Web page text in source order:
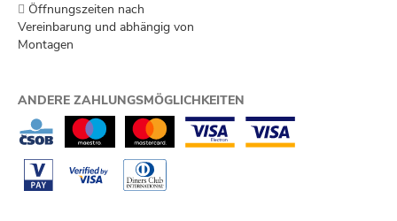
Öffnungszeiten nach
Vereinbarung und abhängig von
Montagen
ANDERE ZAHLUNGSMÖGLICHKEITEN